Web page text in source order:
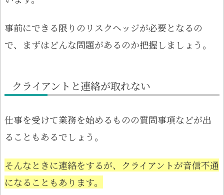
事前にできる限りのリスクヘッジが必要となるの
で、まずはどんな問題があるのか把握しましょう。
クライアントと連絡が取れない
仕事を受けて業務を始めるものの質問事項などが出
ることもあるでしょう。
そんなときに連絡をするが、クライアントが音信不通
になることもあります。